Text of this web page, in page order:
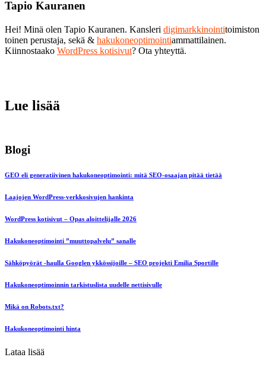
Tapio Kauranen
Hei! Minä olen Tapio Kauranen. Kansleri digimarkkinointitoimiston
toinen perustaja, sekä & hakukoneoptimointiammattilainen.
Kiinnostaako WordPress kotisivut? Ota yhteyttä.
Lue lisää
Blogi
GEO eli generatiivinen hakukoneoptimointi: mitä SEO-osaajan pitää tietää
Laajojen WordPress-verkkosivujen hankinta
WordPress kotisivut – Opas aloittelijalle 2026
Hakukoneoptimointi ”muuttopalvelu” sanalle
Sähköpyörät -haulla Googlen ykkössijoille – SEO projekti Emilia Sportille
Hakukoneoptimoinnin tarkistuslista uudelle nettisivulle
Mikä on Robots.txt?
Hakukoneoptimointi hinta
Lataa lisää